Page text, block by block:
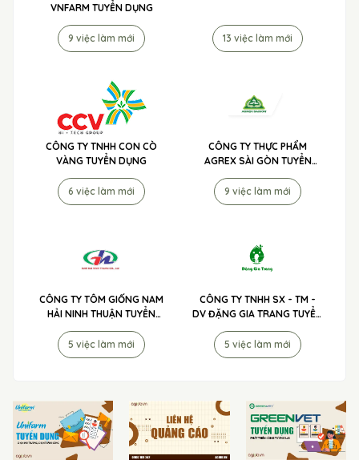
VNFARM TUYỂN DỤNG
9 việc làm mới 13 việc làm mới
CÔNG TY TNHH CON CÒ
VÀNG TUYỂN DỤNG
6 việc làm mới
CÔNG TY THỰC PHẨM
AGREX SÀI GÒN TUYỂN
9 việc làm mới
CÔNG TY TÔM GIỐNG NAM
HẢI NINH THUẬN TUYỂN
5 việc làm mới
CÔNG TY TNHH SX - TM -
DV ĐẶNG GIA TRANG TUYỂN
5 việc làm mới